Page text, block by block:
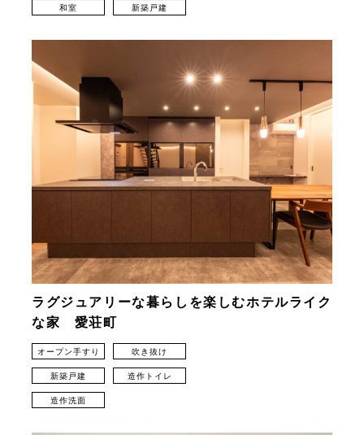
和室 新築戸建
ラグジュアリーな暮らしを楽しむホテルライク
な家 愛荘町
オープン手すり 吹き抜け
新築戸建 造作トイレ
造作洗面